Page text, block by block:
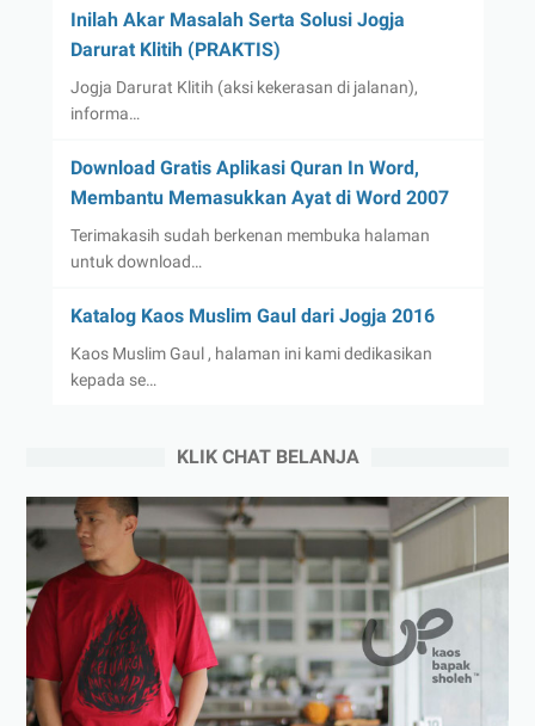
Inilah Akar Masalah Serta Solusi Jogja
Darurat Klitih (PRAKTIS)
Jogja Darurat Klitih (aksi kekerasan di jalanan),
informa…
Download Gratis Aplikasi Quran In Word,
Membantu Memasukkan Ayat di Word 2007
Terimakasih sudah berkenan membuka halaman
untuk download…
Katalog Kaos Muslim Gaul dari Jogja 2016
Kaos Muslim Gaul , halaman ini kami dedikasikan
kepada se…
KLIK CHAT BELANJA